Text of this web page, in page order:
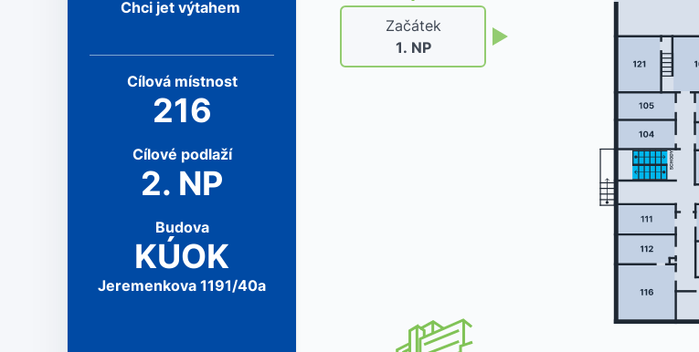
Chci jet výtahem
Cílovámístnost
216
Cílové podlaží
2. NP
Budova
KÚOK
Jeremenkova 1191/40a
Začátek
1. NP